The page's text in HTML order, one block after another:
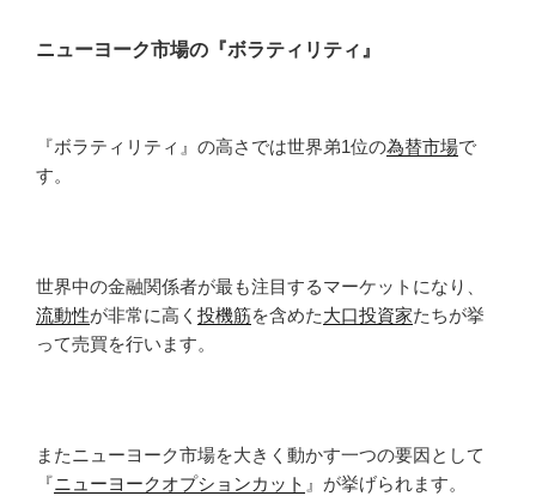
ニューヨーク市場の『ボラティリティ』
『ボラティリティ』の高さでは世界弟1位の為替市場で
す。
世界中の金融関係者が最も注目するマーケットになり、
流動性が非常に高く 投機筋を含めた大口投資家たちが挙
って売買を行います。
またニューヨーク市場を大きく動かす一つの要因として
『ニューヨークオプションカット 』が挙げられます。